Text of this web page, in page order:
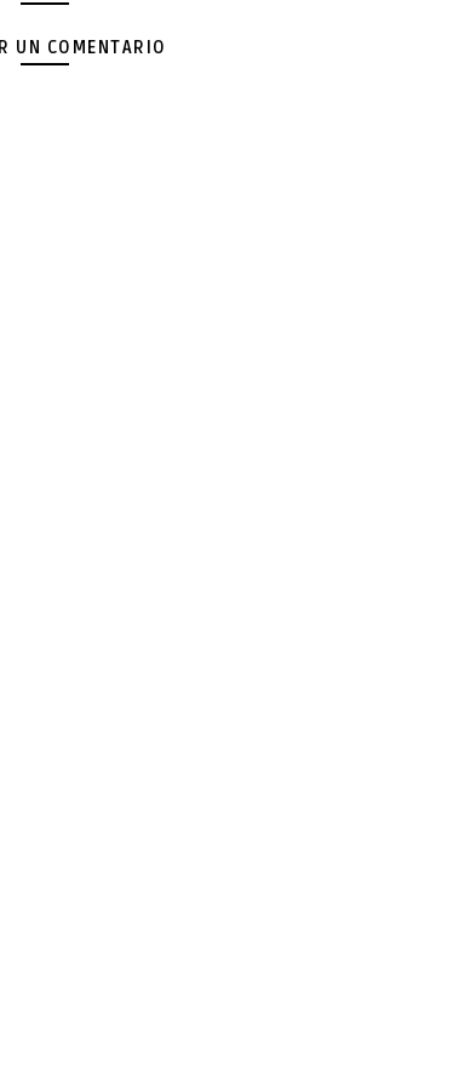
UN COMENTARIO